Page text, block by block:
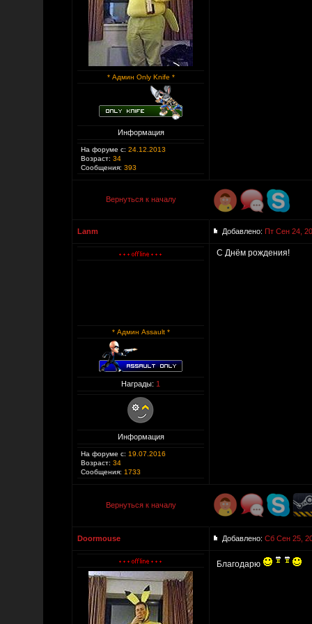
* Админ Only Knife *
Информация
На форуме с: 24.12.2013
Возраст: 34
Сообщения: 393
Вернуться к началу
Lanm Добавлено: Пт Сен 24,
* Админ Assault *
Награды: 1
Информация
На форуме с: 19.07.2016
Возраст: 34
Сообщения: 1733
С Днём рождения!
Вернуться к началу
Doormouse Добавлено: Сб Сен 25,
Благодарю